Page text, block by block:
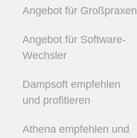
Angebot für Großpraxen
Angebot für Software-
Wechsler
Dampsoft empfehlen
und profitieren
Athena empfehlen und